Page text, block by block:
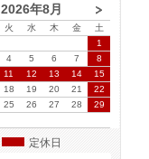
2026年8月
火 水 木 金
土
1
4 5 6 7
8
11 12 13 14
15
18 19 20 21
22
25 26 27 28
29
定休日